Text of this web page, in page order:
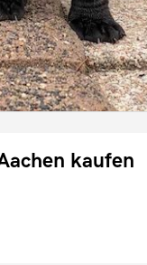
kaufen